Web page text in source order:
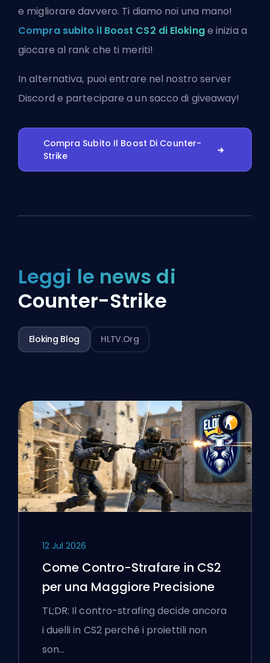
e migliorare davvero. Ti diamo noi una mano!
Compra subito il Boost CS2 di Elokinge inizia a
giocare al rank che ti meriti!
In alternativa, puoientrare nel nostro server
Discord e partecipare a un sacco di giveaway!
Compra Subito Il Boost Di Counter-
Strike
Leggi le news di
Counter-Strike
Eloking Blog HLTV.org
12 Jul 2026
Come Contro-Strafare in CS2
per una Maggiore Precisione
TL;DR: Il contro-strafing decide ancora
i duelli in CS2 perché i proiettili non
son…